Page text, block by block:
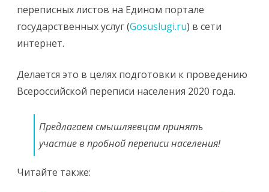
переписных листов на Едином портале
государственных услуг (Gosuslugi.ru) в сети
интернет.
Делается это в целях подготовки к проведению
Всероссийской переписи населения 2020 года.
Предлагаем смышляевцам принять
участие в пробной переписи населения!
Читайте также: